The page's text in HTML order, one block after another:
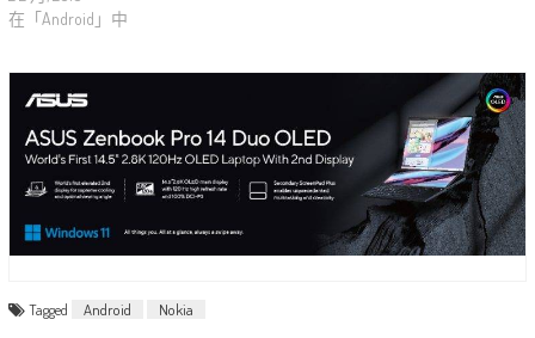
在「Android」中
Tagged Android Nokia